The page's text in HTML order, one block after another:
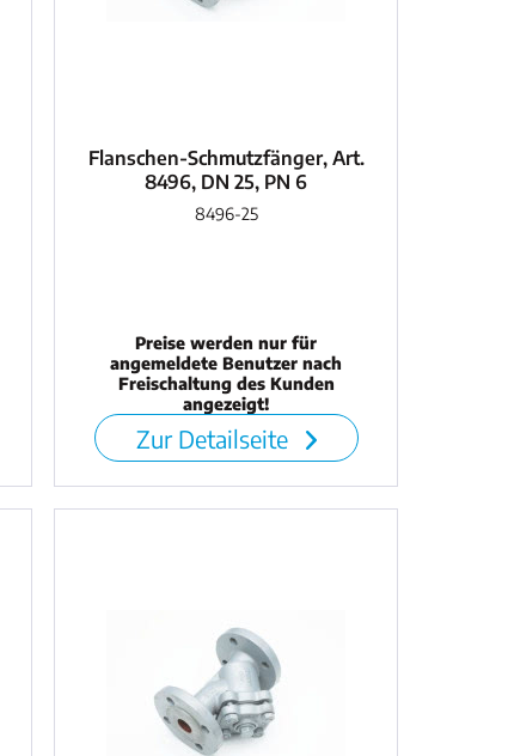
Flanschen-Schmutzfänger, Art.
8496, DN 25, PN 6
8496-25
Preise werden nur für
angemeldete Benutzer nach
Freischaltung des Kunden
angezeigt!
Zur Detailseite